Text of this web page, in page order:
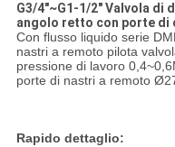
G3/4"~G1-1/2" Valvola di
angolo retto con porte di
Con flusso liquido serie
nastri a remoto pilota
pressione di lavoro
porte di nastri a remoto
Rapido dettaglio: